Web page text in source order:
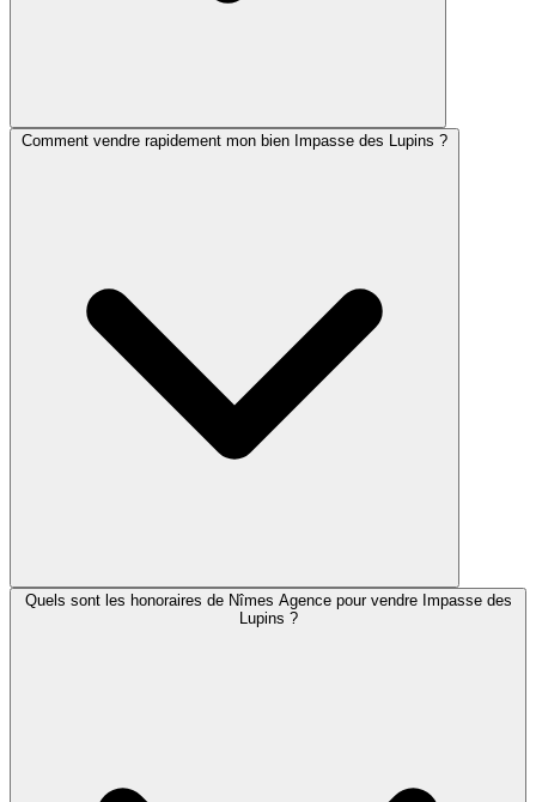
Comment vendre rapidement mon bien Impasse des Lupins ?
Quels sont les honoraires de Nîmes Agence pour vendre Impasse des
Lupins ?